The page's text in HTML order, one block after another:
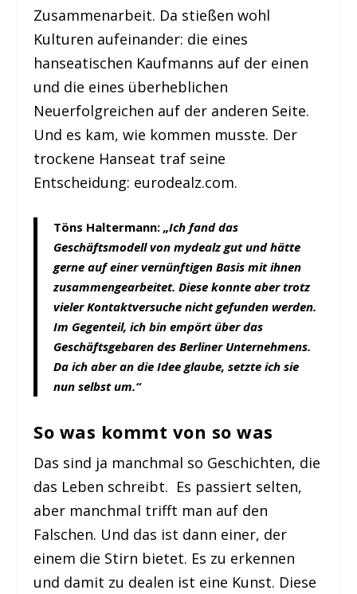
Zusammenarbeit. Da stießen wohl
Kulturen aufeinander: die eines
hanseatischen Kaufmanns auf der einen
und die eines überheblichen
Neuerfolgreichen auf der anderen Seite.
Und es kam, wie kommen musste. Der
trockene Hanseat traf seine
Entscheidung: eurodealz.com.
Töns Haltermann:„Ich fand das
Geschäftsmodell von mydealz gut und hätte
gerne auf einer vernünftigen Basis mit ihnen
zusammengearbeitet. Diese konnte aber trotz
vieler Kontaktversuche nicht gefunden werden.
Im Gegenteil, ich bin empört über das
Geschäftsgebaren des Berliner Unternehmens.
Da ich aber an die Idee glaube, setzte ich sie
nun selbst um.“
So was kommt von so was
Das sind ja manchmal so Geschichten, die
das Leben schreibt. Es passiert selten,
aber manchmal trifft man auf den
Falschen. Und das ist dann einer, der
einem die Stirn bietet. Es zu erkennen
und damit zu dealen ist eine Kunst. Diese